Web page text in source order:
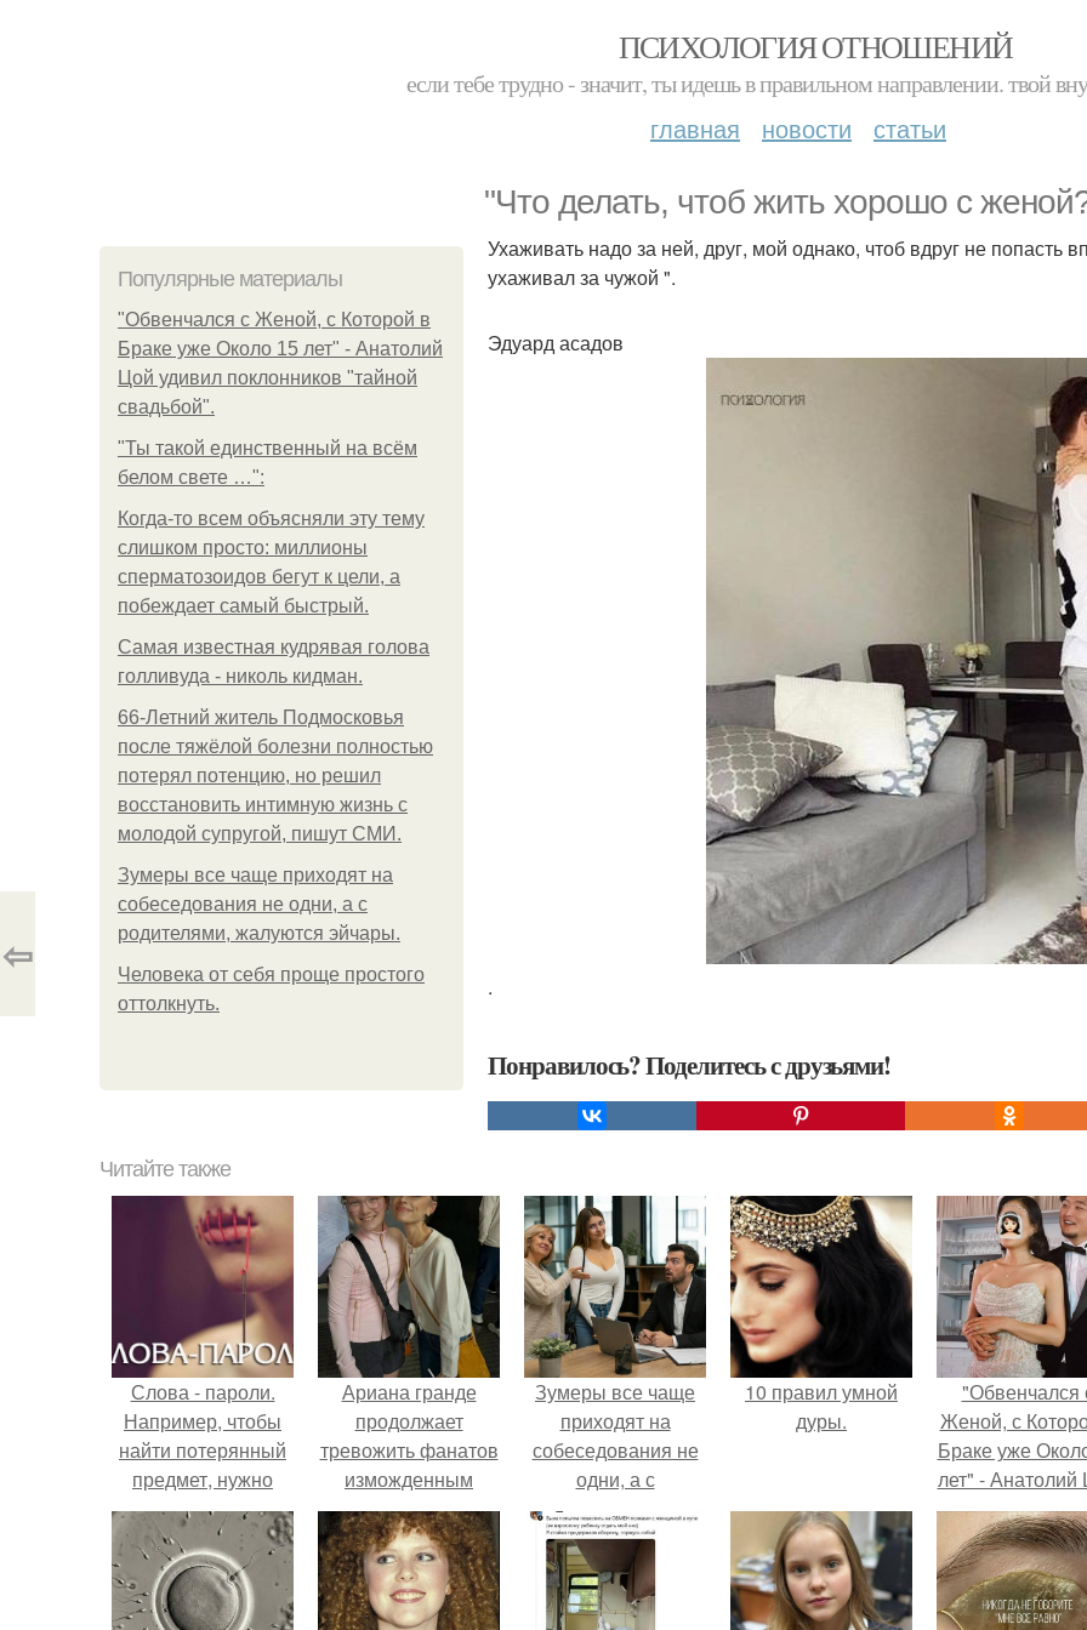
ПСИХОЛОГИЯ ОТНОШЕНИЙ
если тебе трудно - значит, ты идешь в правильном направлении. твой
главная новости статьи
"Что делать, чтоб жить хорошо с
Популярные материалы
"Обвенчался с Женой, с Которой в
Браке уже Около 15 лет" - Анатолий
Цой удивил поклонников "тайной
свадьбой".
"Ты такой единственный на всём
белом свете …":
Когда-то всем объясняли эту тему
слишком просто: миллионы
сперматозоидов бегут к цели, а
побеждает самый быстрый.
Самая известная кудрявая голова
голливуда - николь кидман.
66-Летний житель Подмосковья
после тяжёлой болезни полностью
потерял потенцию, но решил
восстановить интимную жизнь с
молодой супругой, пишут СМИ.
Зумеры все чаще приходят на
собеседования не одни, а с
родителями, жалуются эйчары.
Человека от себя проще простого
оттолкнуть.
Ухаживать надо за ней, друг, мой однако, чтоб вдруг не попасть
ухаживал за чужой ".
Эдуард асадов
.
Понравилось? Поделитесь с друзьями!
⇦
Читайте также
Слова - пароли.
Например, чтобы
найти потерянный
предмет, нужно
повторять вслух
или про себя
краткое
утверждение:
Ариана гранде
продолжает
тревожить фанатов
изможденным
Видом.
Зумеры все чаще
приходят на
собеседования не
одни, а с
родителями,
жалуются эйчары.
10 правил умной
дуры.
"Обвенчался
Женой, с
Браке уже
лет" - Анатолий
удивил
поклонников
"тайной